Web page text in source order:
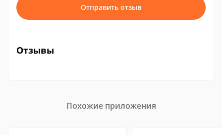
Отправить отзыв
Отзывы
Похожие приложения